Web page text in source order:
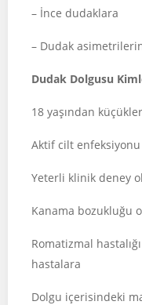
– İnce dudaklara
– Dudak
Dudak Dolgusu
18 yaşından
Aktif cilt
Yeterli klinik deney
Kanama bozukluğu
Romatizmal
hastalara
Dolgu içerisindeki